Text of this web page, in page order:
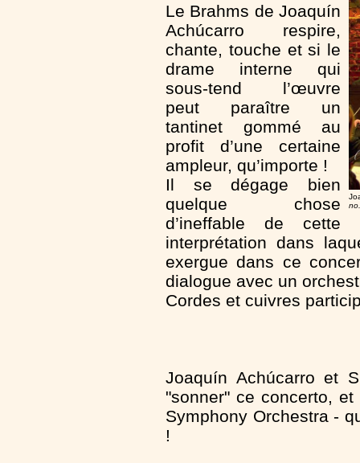
Le Brahms de Joaquín
Achúcarro respire,
chante, touche et si le
drame interne qui
sous-tend l’œuvre
peut paraître un
tantinet gommé au
profit d’une certaine
ampleur, qu’importe !
Il se dégage bien
quelque chose
d’ineffable de cette
interprétation dans
exergue dans ce
dialogue avec un
Cordes et cuivres
Joaquín Achúcarro et
"sonner" ce concerto, et
Symphony Orchestra -
!